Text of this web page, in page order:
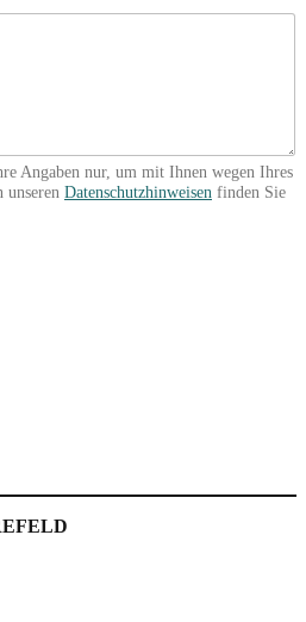
Angaben nur, um mit Ihnen wegen Ihres
unseren Datenschutzhinweisen finden Sie